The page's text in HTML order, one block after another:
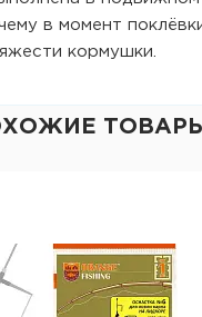
в момент
кормушки.
ТОВАРЫ